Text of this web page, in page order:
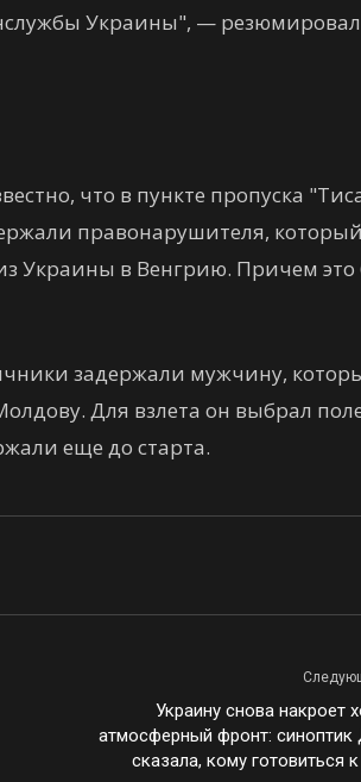
Украины", —
что в пункте пропуска
правонарушителя, который
Украины в Венгрию. Причем это
задержали мужчину,
Для взлета он выбрал
еще до старта.
Украину снова накроет
атмосферный фронт: синоптик
сказала, кому готовиться